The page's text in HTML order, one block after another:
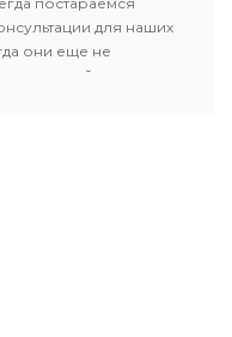
для наших
они еще не
нашей компании.